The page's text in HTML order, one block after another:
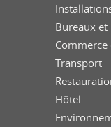
Bureaux
Commerce
Transport
Hôtel